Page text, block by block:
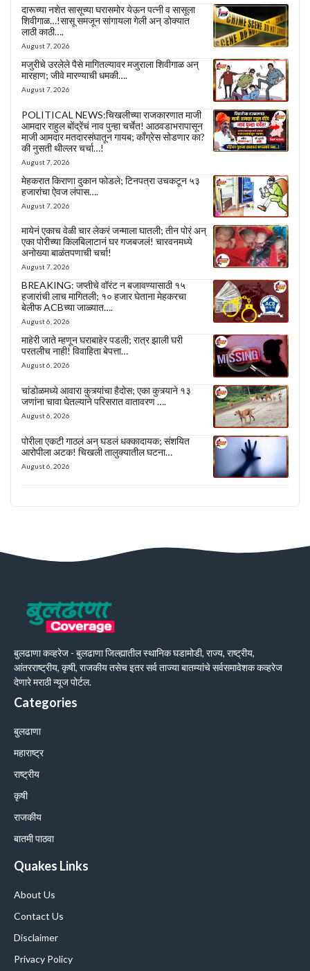
दारूच्या नशेत सासूच्या घरासमोर येऊन पत्नी व सासूला
शिवीगाळ…!सासू समजून सांगायला गेली अन् डोक्यात
लाठी काठी….
August 7, 2026
मजुरीचे उरलेले पैसे मागितल्यावर मजुराला शिवीगाळ अन्
मारहाण; जीवे मारण्याची धमकी….
August 7, 2026
POLITICAL NEWS:चिखलीच्या राजकारणात माजी
आमदार राहुल बोंद्रेंचं नाव पुन्हा चर्चेत! आठवडाभरापासून
माजी आमदार मतदारसंघातून गायब; काँग्रेस सोडणार का?
की नुसती थील्लर चर्चा…!
August 7, 2026
मेहकरात किराणा दुकान फोडले; टिनपत्रा उचकटून ५३
हजारांचा ऐवज लंपास….
August 7, 2026
मायेनं एकाच वेळी चार लेकरं जन्माला घातली; तीन पोरं अन्
एका पोरीच्या किलबिलाटानं घर गजबजलं! चारवनमध्ये
अनोख्या बाळंतपणाची चर्चा!
August 7, 2026
BREAKING: जप्तीचे वॉरंट न बजावण्यासाठी १५
हजारांची लाच मागितली; १० हजार घेताना मेहकरचा
बेलीफ ACBच्या जाळ्यात….
August 6, 2026
माहेरी जाते म्हणून घराबाहेर पडली; रात्र झाली घरी
परतलीच नाही! विवाहिता बेपत्ता…
August 6, 2026
चांडोळमध्ये आवारा कुत्र्यांचा हैदोस; एका कुत्र्याने १३
जणांना चावा घेतल्याने परिसरात वातावरण ….
August 6, 2026
पोरीला एकटी गाठलं अन् घडलं धक्कादायक; संशयित
आरोपीला अटक! चिखली तालुक्यातील घटना…
August 6, 2026
बुलढाणा कव्हरेज - बुलढाणा जिल्ह्यातील स्थानिक घडामोडी, राज्य, राष्ट्रीय,
आंतरराष्ट्रीय, कृषी, राजकीय तसेच इतर सर्व ताज्या बातम्यांचे सर्वसमावेशक कव्हरेज
देणारे मराठी न्यूज पोर्टल.
Categories
बुलढाणा
महाराष्ट्र
राष्ट्रीय
कृषी
राजकीय
बातमी पाठवा
Quakes Links
About Us
Contact Us
Disclaimer
Privacy Policy